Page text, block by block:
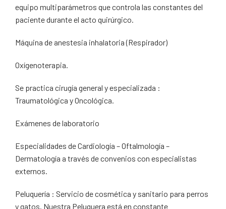
equipo multiparámetros que controla las constantes del
paciente durante el acto quirúrgico.
Máquina de anestesia inhalatoria (Respirador)
Oxígenoterapia.
Se practica cirugía general y especializada :
Traumatológica y Oncológica.
Exámenes de laboratorio
Especialidades de Cardiología – Oftalmología –
Dermatología a través de convenios con especialistas
externos.
Peluquería : Servicio de cosmética y sanitario para perros
y gatos. Nuestra Peluquera está en constante